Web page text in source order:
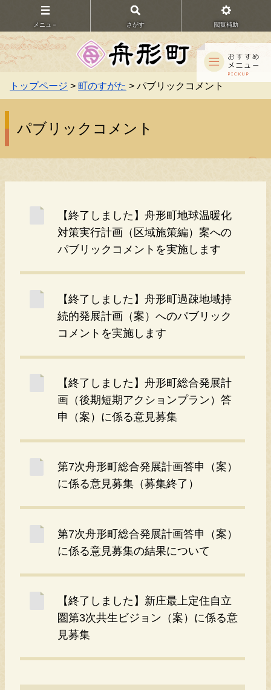
メニュ－ さがす 閲覧補助
トップページ > 町のすがた > パブリックコメント
パブリックコメント
【終了しました】舟形町地球温暖化
対策実行計画（区域施策編）案への
パブリックコメントを実施します
【終了しました】舟形町過疎地域持
続的発展計画（案）へのパブリック
コメントを実施します
【終了しました】舟形町総合発展計
画（後期短期アクションプラン）答
申（案）に係る意見募集
第7次舟形町総合発展計画答申（案）
に係る意見募集（募集終了）
第7次舟形町総合発展計画答申（案）
に係る意見募集の結果について
【終了しました】新庄最上定住自立
圏第3次共生ビジョン（案）に係る意
見募集